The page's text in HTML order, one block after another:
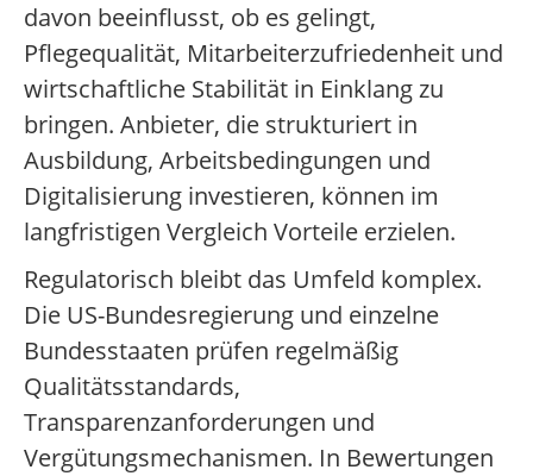
davon beeinflusst, ob es gelingt,
Pflegequalität, Mitarbeiterzufriedenheit und
wirtschaftliche Stabilität in Einklang zu
bringen. Anbieter, die strukturiert in
Ausbildung, Arbeitsbedingungen und
Digitalisierung investieren, können im
langfristigen Vergleich Vorteile erzielen.
Regulatorisch bleibt das Umfeld komplex.
Die US-Bundesregierung und einzelne
Bundesstaaten prüfen regelmäßig
Qualitätsstandards,
Transparenzanforderungen und
Vergütungsmechanismen. In Bewertungen